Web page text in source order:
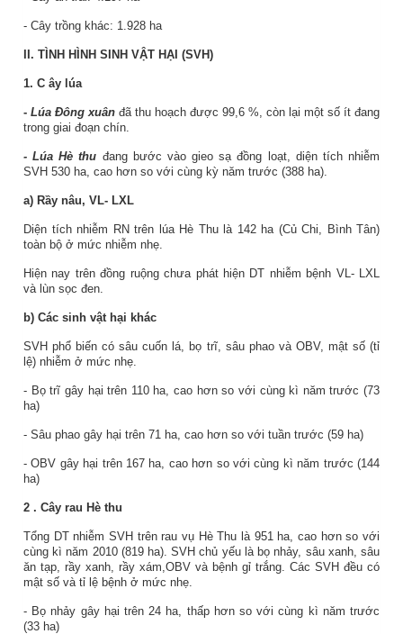
- Cây trồng khác: 1.928 ha
II. TÌNH HÌNH SINH VẬT HẠI (SVH)
1. C ây lúa
- Lúa Đông xuân đã thu hoạch được 99,6 %, còn lại một số ít đang
trong giai đoạn chín.
- Lúa Hè thu đang bước vào gieo sạ đồng loạt, diện tích nhiễm
SVH 530 ha, cao hơn so với cùng kỳ năm trước (388 ha).
a) Rầy nâu, VL- LXL
Diện tích nhiễm RN trên lúa Hè Thu là 142 ha (Củ Chi, Bình Tân)
toàn bộ ở mức nhiễm nhẹ.
Hiện nay trên đồng ruộng chưa phát hiện DT nhiễm bệnh VL- LXL
và lùn sọc đen.
b) Các sinh vật hại khác
SVH phổ biến có sâu cuốn lá, bọ trĩ, sâu phao và OBV, mật số (tỉ
lệ) nhiễm ở mức nhẹ.
- Bọ trĩ gây hại trên 110 ha, cao hơn so với cùng kì năm trước (73
ha)
- Sâu phao gây hại trên 71 ha, cao hơn so với tuần trước (59 ha)
- OBV gây hại trên 167 ha, cao hơn so với cùng kì năm trước (144
ha)
2 . Cây rau Hè thu
Tổng DT nhiễm SVH trên rau vụ Hè Thu là 951 ha, cao hơn so với
cùng kì năm 2010 (819 ha). SVH chủ yếu là bọ nhảy, sâu xanh, sâu
ăn tạp, rầy xanh, rầy xám,OBV và bệnh gỉ trắng. Các SVH đều có
mật số và tỉ lệ bệnh ở mức nhẹ.
- Bọ nhảy gây hại trên 24 ha, thấp hơn so với cùng kì năm trước
(33 ha)